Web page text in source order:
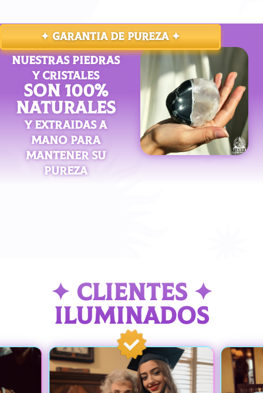
✦ GARANTIA DE PUREZA ✦
NUESTRAS PIEDRAS
Y CRISTALES
SON 100%
NATURALES
Y EXTRAIDAS A
MANO PARA
MANTENER SU
PUREZA
✦ CLIENTES ✦
ILUMINADOS